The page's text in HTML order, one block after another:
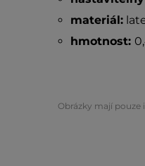
materiál:
hmotnost:
Obrázky mají pouze